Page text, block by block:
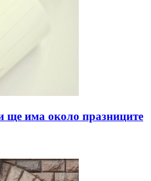
ще има около празниците